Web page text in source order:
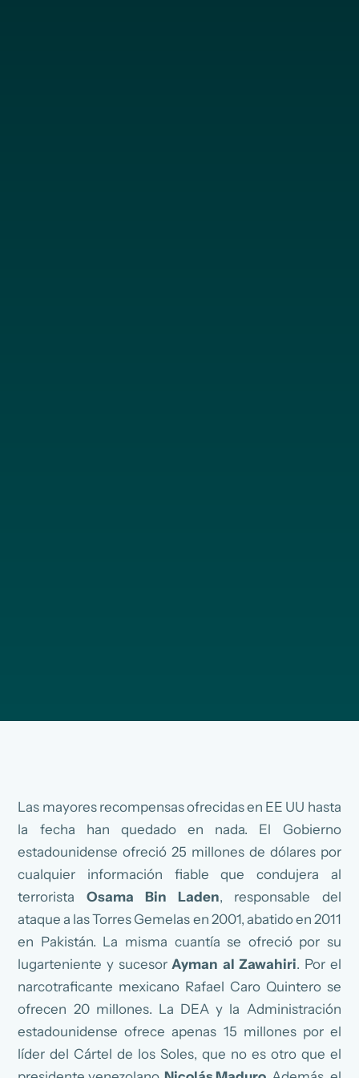
Las mayores recompensas ofrecidas en EE UU hasta
la fecha han quedado en nada. El Gobierno
estadounidense ofreció 25 millones de dólares por
cualquier información fiable que condujera al
terrorista Osama Bin Laden, responsable del
ataque a las Torres Gemelas en 2001, abatido en 2011
en Pakistán. La misma cuantía se ofreció por su
lugarteniente y sucesor Ayman al Zawahiri. Por el
narcotraficante mexicano Rafael Caro Quintero se
ofrecen 20 millones. La DEA y la Administración
estadounidense ofrece apenas 15 millones por el
líder del Cártel de los Soles, que no es otro que el